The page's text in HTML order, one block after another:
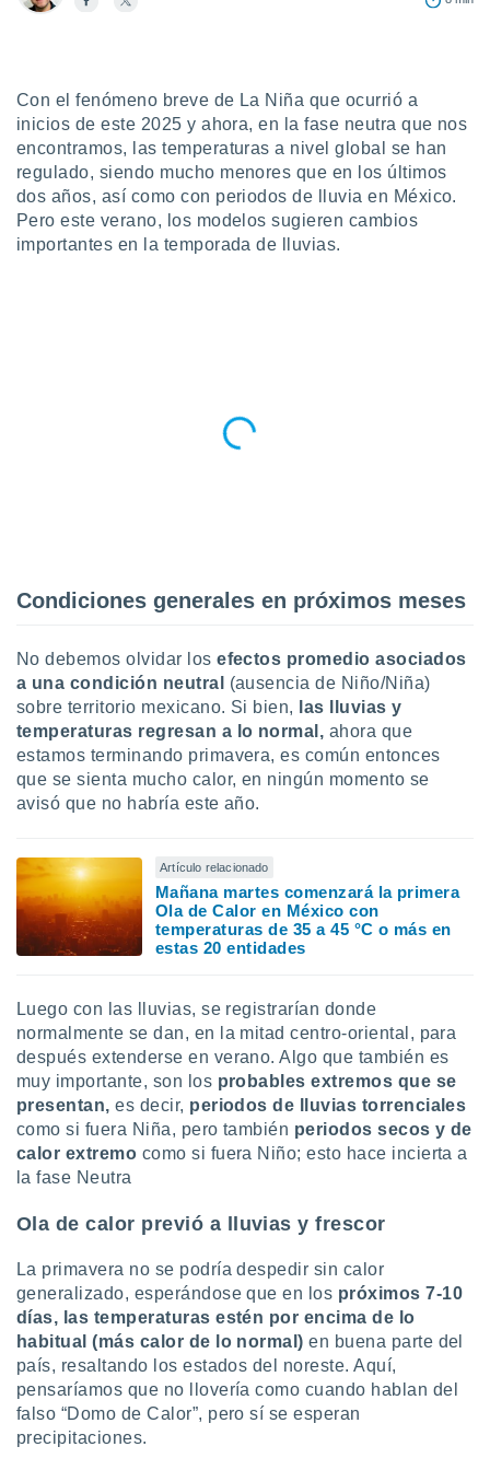
y
más
nuestra
y
de
de que
el sitio
se
para
ni para
o
no
Puedes
acceder a
únicos
sitio
IP
de
posible
traten tus
en
interés
a lo que
Con el fenómeno breve de La Niña que ocurrió a
inicios de este 2025 y ahora, en la fase neutra que nos
encontramos, las temperaturas a nivel global se han
regulado, siendo mucho menores que en los últimos
dos años, así como con periodos de lluvia en México.
Pero este verano, los modelos sugieren cambios
importantes en la temporada de lluvias.
Condiciones generales en próximos meses
No debemos olvidar losefectos promedio asociados
a una condición neutral
(ausencia de Niño/Niña)
sobre territorio mexicano. Si bien,
las lluvias y
temperaturas regresan a lo normal, ahora que
estamos terminando primavera, es común entonces
que se sienta mucho calor, en ningún momento se
avisó que no habría este año.
Artículo relacionado
Mañana martes comenzará la primera
Ola de Calor en México con
temperaturas de 35 a 45 °C o más en
estas 20 entidades
Luego con las lluvias, se registrarían donde
normalmente se dan, en la mitad centro-oriental, para
después extenderse en verano. Algo que también es
muy importante, son los probables extremos que se
presentan, es decir, periodos de lluvias torrenciales
como si fuera Niña, pero también periodos secos y de
calor extremo como si fuera Niño; esto hace incierta a
la fase Neutra
Ola de calor previó a lluvias y frescor
La primavera no se podría despedir sin calor
generalizado, esperándose que en los próximos 7-10
días, las temperaturas estén por encima de lo
habitual (más calor de lo normal)en buena parte del
país, resaltando los estados del noreste. Aquí,
pensaríamos que no llovería como cuando hablan del
falso “Domo de Calor”, pero sí se esperan
precipitaciones.